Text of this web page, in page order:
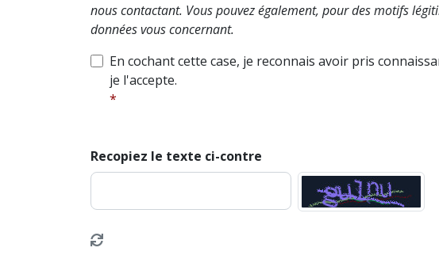
nous contactant. Vous pouvez également, pour des motifs
données vous concernant.
En cochant cette case, je reconnais avoir pris
je l'accepte.
Recopiez le texte ci-contre